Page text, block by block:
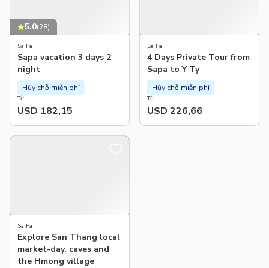
5.0(28)
Sa Pa
Sapa vacation 3 days 2
night
Từ
USD 182,15
Hủy chỗ miễn phí
Sa Pa
4 Days Private Tour from
Sapa to Y Ty
Từ
USD 226,66
Hủy chỗ miễn phí
Sa Pa
Explore San Thang local
market-day, caves and
the Hmong village